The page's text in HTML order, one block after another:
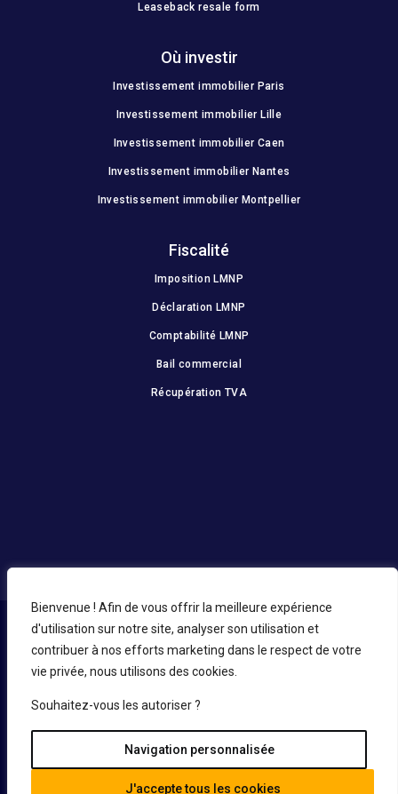
Bienvenue ! Afin de vous offrir la meilleure expérience
d'utilisation sur notre site, analyser son utilisation et
contribuer à nos efforts marketing dans le respect de votre
vie privée, nous utilisons des cookies.
Souhaitez-vous les autoriser ?
Navigation personnalisée
J'accepte tous les cookies
Leaseback resale form
Où investir
Investissement immobilier Paris
Investissement immobilier Lille
Investissement immobilier Caen
Investissement immobilier Nantes
Investissement immobilier Montpellier
Fiscalité
Imposition LMNP
Déclaration LMNP
Comptabilité LMNP
Bail commercial
Récupération TVA
intervenant dans l’expertise, l’achat et la revente
d’investissements LMNP.